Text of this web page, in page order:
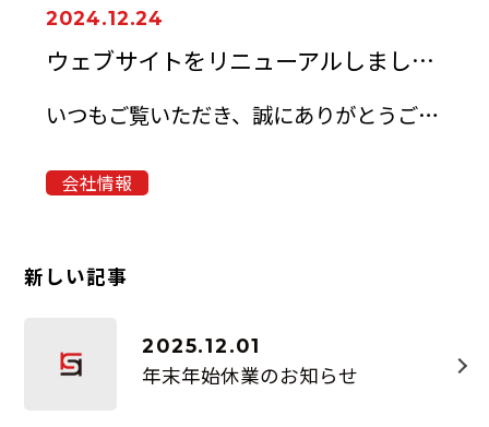
2024.12.24
ウェブサイトをリニューアルしました。
いつもご覧いただき、誠にありがとうございます。このたび、弊社のウェブサイ…
会社情報
新しい記事
2025.12.01
年末年始休業のお知らせ